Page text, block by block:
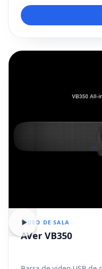
VIDEO DE SALA
AVer VB350